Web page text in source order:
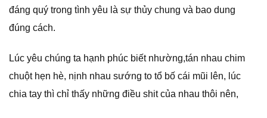
đáng quý trong tình yêu là sự thủy chung và bao dung
đúng cách.
Lúc yêu chúng ta hạnh phúc biết nhường,tán nhau chim
chuột hẹn hè, nịnh nhau sướng to tổ bố cái mũi lên, lúc
chia tay thì chỉ thấy những điều shit của nhau thôi nên,